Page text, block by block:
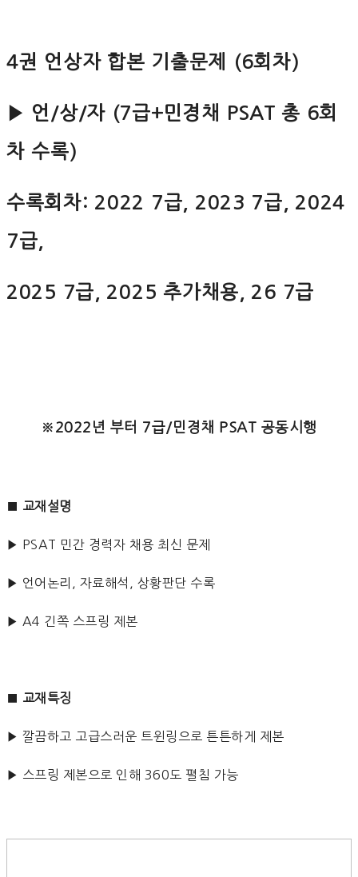
4권 언상자 합본 기출문제 (6회차)
▶ 언/상/자 (7급+민경채 PSAT 총 6회
차 수록)
수록회차: 2022 7급, 2023 7급, 2024
7급,
2025 7급, 2025 추가채용, 26 7급
※2022년 부터 7급/민경채 PSAT 공동시행
■ 교재설명
▶ PSAT 민간 경력자 채용 최신 문제
▶ 언어논리, 자료해석, 상황판단 수록
▶ A4 긴쪽 스프링 제본
■ 교재특징
▶ 깔끔하고 고급스러운 트윈링으로 튼튼하게 제본
▶ 스프링 제본으로 인해 360도 펼침 가능